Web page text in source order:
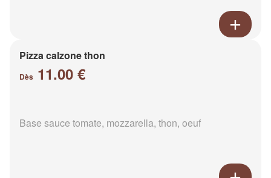
Pizza calzone thon
Dès 11.00 €
Base sauce tomate, mozzarella, thon, oeuf